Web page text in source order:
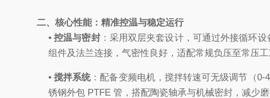
二、核心性能：精准控温与稳定运行
•控温与密封：采用双层夹套设计，可通过外接循环
组件及法兰连接，气密性良好，适配常规负压至常压
•搅拌系统：配备变频电机，搅拌转速可无级调节（0-
锈钢外包 PTFE 管，搭配陶瓷轴承与机械密封，减少磨